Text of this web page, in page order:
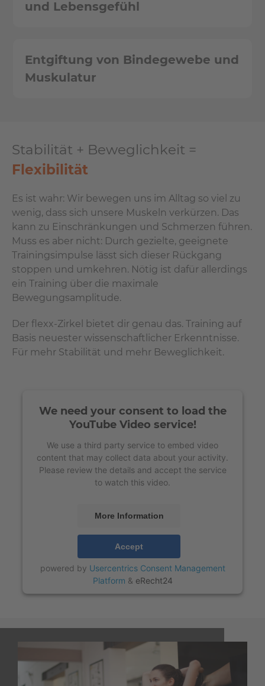
und Lebensgefühl
Entgiftung von Bindegewebe und
Muskulatur
Stabilität + Beweglichkeit =
Flexibilität
Es ist wahr: Wir bewegen uns im Alltag so viel zu
wenig, dass sich unsere Muskeln verkürzen. Das
kann zu Einschränkungen und Schmerzen führen.
Muss es aber nicht: Durch gezielte, geeignete
Trainingsimpulse lässt sich dieser Rückgang
stoppen und umkehren. Nötig ist dafür allerdings
ein Training über die maximale
Bewegungsamplitude.
Der flexx-Zirkel bietet dir genau das. Training auf
Basis neuester wissenschaftlicher Erkenntnisse.
Für mehr Stabilität und mehr Beweglichkeit.
We need your consent to load the
YouTube Video service!
We use a third party service to embed video
content that may collect data about your activity.
Please review the details and accept the service
to watch this video.
More Information
Accept
powered by Usercentrics Consent Management
Platform & eRecht24